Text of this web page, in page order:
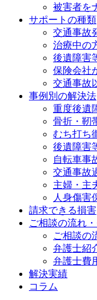
被害者を
サポートの種類
交通事故
治療中の
後遺障害
保険会社
交通事故
事例別の解決法
重度後遺
骨折・靭
むち打ち
後遺障害
自転車事
交通事故
主婦・主
人身傷害
請求できる損害
ご相談の流れ
ご相談の
弁護士紹
弁護士費
解決実績
コラム